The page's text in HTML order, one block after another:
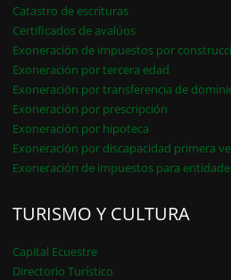
Catastro de escrituras
Certificados de avalúos
Exoneración de impuestos por
Exoneración por tercera edad
Exoneración por transferencia de
Exoneración por prescripción
Exoneración por hipoteca
Exoneración por discapacidad primera
Exoneración de impuestos para
TURISMO Y CULTURA
Capital Ecuestre
Directorio Turístico